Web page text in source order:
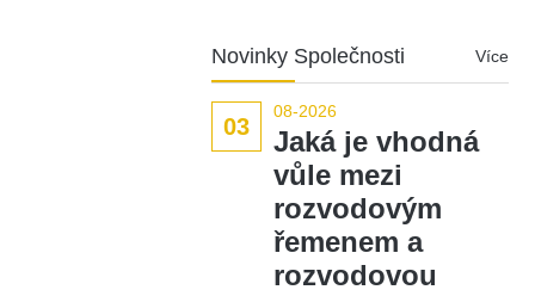
Novinky Společnosti Více
03
08-2026
Jaká je vhodná
vůle mezi
rozvodovým
řemenem a
rozvodovou